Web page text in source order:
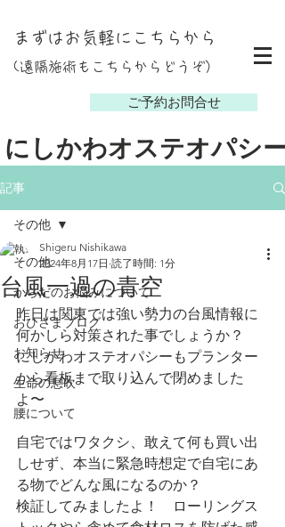
ご予約お問合せ
にしかわオステオパシー
まずはお気軽にこちらから
(遠隔施術もこちらからどうぞ）
記事
その他
からだのお悩みについて
おひさまブログ
お知らせ
生命の息吹
腰について
その他
台風一過の青空
Shigeru Nishikawa
2024年8月17日 読了時間: 1分
昨日は関東では強い勢力の台風情報に
何かしら対策された事でしょうか？
にしかわオステオパシーもプランター
から看板まで取り込んで閉めました
よ〜
自宅ではワタクシ、敢えて何も買い出
しせず、本当に緊急時想定で自宅にあ
る物でどんな風になるのか？
検証してみましたよ！　ローリングス